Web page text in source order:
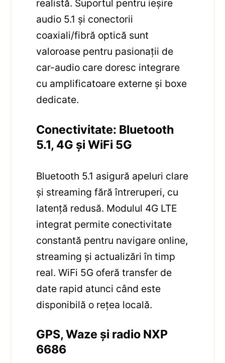
realistă. Suportul pentru ieșire
audio 5.1 și conectorii
coaxiali/fibră optică sunt
valoroase pentru pasionații de
car-audio care doresc integrare
cu amplificatoare externe și boxe
dedicate.
Conectivitate: Bluetooth
5.1, 4G și WiFi 5G
Bluetooth 5.1 asigură apeluri clare
și streaming fără întreruperi, cu
latență redusă. Modulul 4G LTE
integrat permite conectivitate
constantă pentru navigare online,
streaming și actualizări în timp
real. WiFi 5G oferă transfer de
date rapid atunci când este
disponibilă o rețea locală.
GPS, Waze și radio NXP
6686